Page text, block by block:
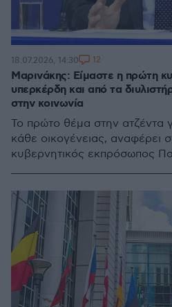
Μαρινάκης: Είμαστε η πρώτη
υπερκέρδη και από τα
στην κοινωνία
Το πρώτο θέμα στην ατζέντα
κάθε οικογένειας, αναφέρει
κυβερνητικός εκπρόσωπος
18.07.2026, 14:30 12